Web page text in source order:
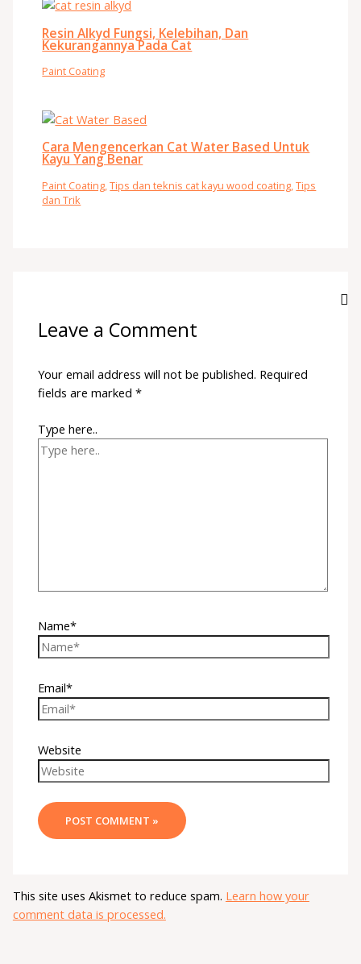
Resin Alkyd Fungsi, Kelebihan, Dan
Kekurangannya Pada Cat
Paint Coating
Cara Mengencerkan Cat Water Based Untuk
Kayu Yang Benar
Paint Coating,Tips dan teknis cat kayu wood coating,Tips
dan Trik
Leave a Comment
Your email address will not be published. Required
fields are marked*
Type here..
Name*
Email*
Website
This site uses Akismet to reduce spam. Learn how your
comment data is processed.